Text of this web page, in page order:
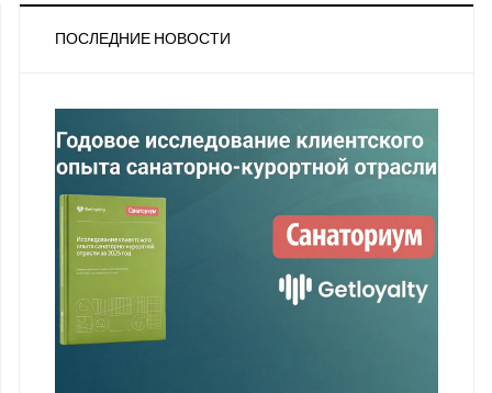
ПОСЛЕДНИЕ НОВОСТИ